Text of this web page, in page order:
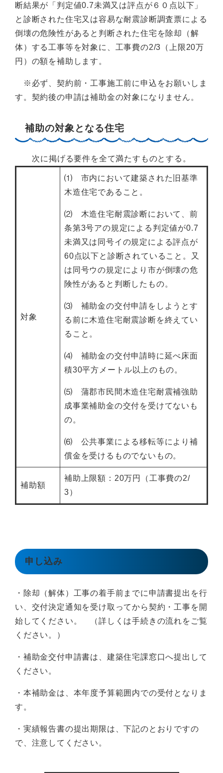
断結果が「判定値0.7未満又は評点が６０点以下」
と診断された住宅又は容易な耐震診断調査票による
倒壊の危険性があると判断された住宅を除却（解
体）する工事等を対象に、工事費の2/3（上限20万
円）の額を補助します。
※必ず、契約前・工事施工前に申込をお願いしま
す。契約後の申請は補助金の対象になりません。
補助の対象となる住宅
次に掲げる要件を全て満たすものとする。
対象
⑴ 市内において建築された旧基準
木造住宅であること。
⑵ 木造住宅耐震診断において、前
条第3号アの規定による判定値が0.7
未満又は同号イの規定による評点が
60点以下と診断されていること。又
は同号ウの規定により市が倒壊の危
険性があると判断したもの。
⑶ 補助金の交付申請をしようとす
る前に木造住宅耐震診断を終えてい
ること。
⑷ 補助金の交付申請時に延べ床面
積30平方メートル以上のもの。
⑸ 蒲郡市民間木造住宅耐震補強助
成事業補助金の交付を受けてないも
の。
⑹ 公共事業による移転等により補
償金を受けるものでないもの。
補助額
補助上限額：20万円（工事費の2/
3）
申し込み
・除却（解体）工事の着手前までに申請書提出を行
い、交付決定通知を受け取ってから契約・工事を開
始してください。 （詳しくは手続きの流れをご覧
ください。）
・補助金交付申請書は、建築住宅課窓口へ提出して
ください。
・本補助金は、本年度予算範囲内での受付となりま
す。
・実績報告書の提出期限は、下記のとおりですの
で、注意してください。